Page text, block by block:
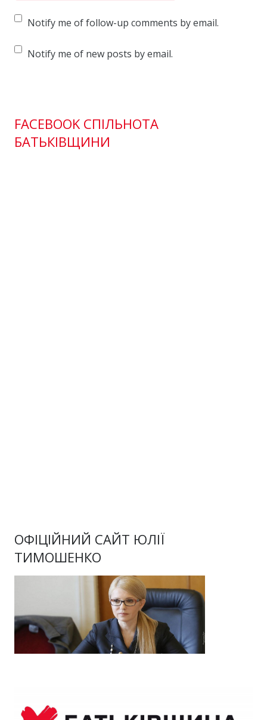
Notify me of follow-up comments by email.
Notify me of new posts by email.
FACEBOOK СПІЛЬНОТА
БАТЬКІВЩИНИ
ОФІЦІЙНИЙ САЙТ ЮЛІЇ
ТИМОШЕНКО